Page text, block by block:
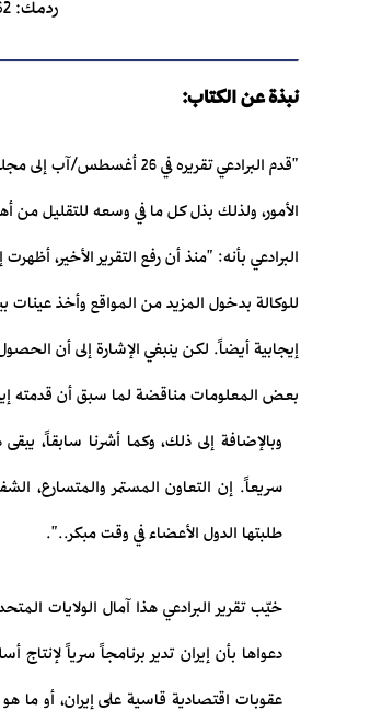
نبذة عن الكتاب:
"قدم البرادعي تقريره في
الأمور، ولذلك بذل كل ما في وسعه للتقليل من
البرادعي بأنه: "منذ أن رفع التقرير الأخير،
للوكالة بدخول المزيد من المواقع وأخذ عينات
إيجابية أيضاً. لكن ينبغي الإشارة إلى أن
بعض المعلومات مناقضة لما سبق أن قدمته
وبالإضافة إلى ذلك، وكما أشرنا سابقاً،
سريعاً. إن التعاون المستمر والمتسارع،
طلبتها الدول الأعضاء في وقت مبكر..".
خيّب تقرير البرادعي هذا آمال الولايات
دعواها بأن إيران تدير برنامجاً سرياً
عقوبات اقتصادية قاسية على إيران، أو ما